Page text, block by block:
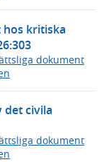
kritiska
dokument
det civila
dokument